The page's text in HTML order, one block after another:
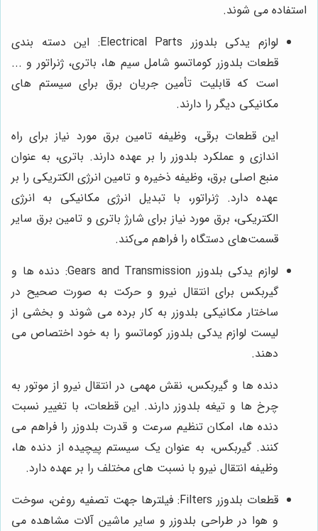
استفاده می شوند.
لوازم یدکی بلدوزر Electrical Parts: این دسته بندی
قطعات بلدوزر کوماتسو شامل سیم‌ ها، باتری، ژنراتور و ...
است که قابلیت تأمین جریان برق برای سیستم های
مکانیکی دیگر را دارند.
این قطعات برقی، وظیفه تامین برق مورد نیاز برای راه
اندازی و عملکرد بلدوزر را بر عهده دارند. باتری، به عنوان
منبع اصلی برق، وظیفه ذخیره و تامین انرژی الکتریکی را بر
عهده دارد. ژنراتور، با تبدیل انرژی مکانیکی به انرژی
الکتریکی، برق مورد نیاز برای شارژ باتری و تامین برق سایر
قسمت‌های دستگاه را فراهم می‌کند.
لوازم یدکی بلدوزر Gears and Transmission: دنده ‌ها و
گیربکس برای انتقال نیرو و حرکت به صورت صحیح در
ساختار مکانیکی بلدوزر به کار برده می ‌شوند و بخشی از
لیست لوازم یدکی بلدوزر کوماتسو را به خود اختصاص می
دهند.
دنده ها و گیربکس، نقش مهمی در انتقال نیرو از موتور به
چرخ ها و تیغه بلدوزر دارند. این قطعات، با تغییر نسبت
دنده ها، امکان تنظیم سرعت و قدرت بلدوزر را فراهم می
کنند. گیربکس، به عنوان یک سیستم پیچیده از دنده ها،
وظیفه انتقال نیرو با نسبت های مختلف را بر عهده دارد.
قطعات بلدوزر Filters: فیلترها جهت تصفیه روغن، سوخت
و هوا در طراحی بلدوزر و سایر ماشین آلات مشاهده می